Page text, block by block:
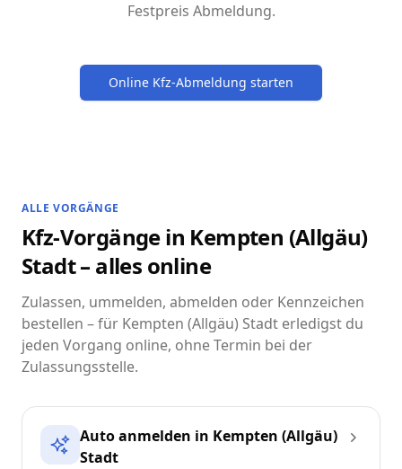
Festpreis Abmeldung.
Online Kfz-Abmeldung starten
ALLE VORGÄNGE
Kfz-Vorgänge in Kempten (Allgäu)
Stadt – alles online
Zulassen, ummelden, abmelden oder Kennzeichen
bestellen – für Kempten (Allgäu) Stadt erledigst du
jeden Vorgang online, ohne Termin bei der
Zulassungsstelle.
Auto anmelden in Kempten (Allgäu)
Stadt